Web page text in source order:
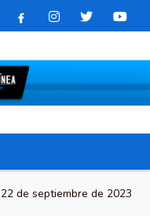
22 de septiembre de 2023